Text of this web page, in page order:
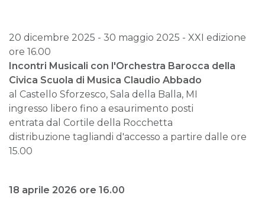
20 dicembre 2025 - 30 maggio 2025 - XXI edizione
ore 16.00
Incontri Musicali con l'Orchestra Barocca della
Civica Scuola di Musica Claudio Abbado
al Castello Sforzesco, Sala della Balla, MI
ingresso libero fino a esaurimento posti
entrata dal Cortile della Rocchetta
distribuzione tagliandi d'accesso a partire dalle ore
15.00
18 aprile 2026 ore 16.00